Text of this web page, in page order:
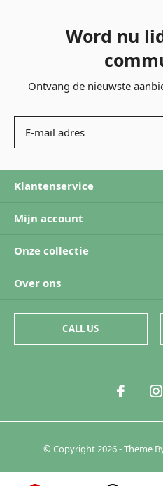
Word nu
Ontvang de nieuwste
Klantenservice
Mijn account
Onze collectie
Over ons
CALL US
© Copyright2026- Theme